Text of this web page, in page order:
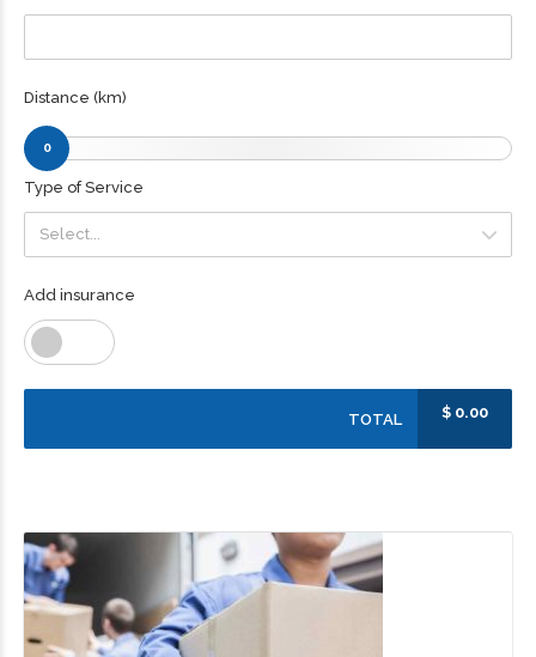
Distance (km)
0
Type of Service
Select...
Select...
Add insurance
TOTAL $ 0.00